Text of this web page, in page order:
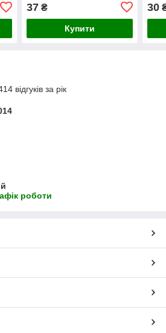
37₴
Купити
30
відгуків за рік
роботи